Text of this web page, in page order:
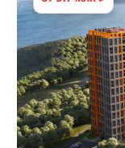
1 37.1 42.9
2 42.3 43.2